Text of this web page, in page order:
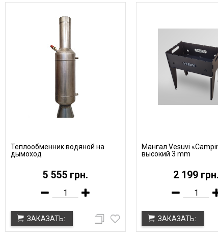
Теплообменник водяной на
дымоход
5 555 грн.
ЗАКАЗАТЬ:
Мангал Vesuvi
высокий 3 mm
2 199 грн.
ЗАКАЗАТЬ: